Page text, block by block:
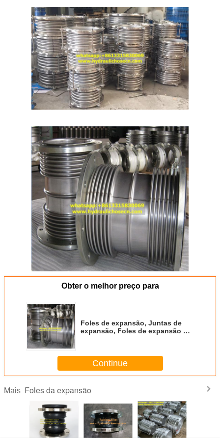
Obter o melhor preço para
Foles de expansão, Juntas de
expansão, Foles de expansão em
Continue
Mais Foles da expansão